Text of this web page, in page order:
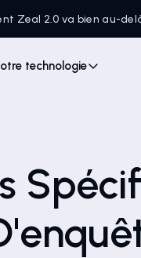
Zeal 2.0 va bien au-
technologie